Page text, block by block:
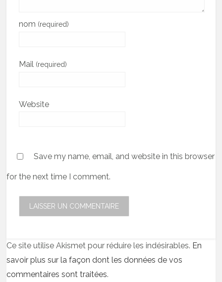
nom (required)
Mail (required)
Website
Save my name, email, and website in this browser
for the next time I comment.
Ce site utilise Akismet pour réduire les indésirables. En
savoir plus sur la façon dont les données de vos
commentaires sont traitées.